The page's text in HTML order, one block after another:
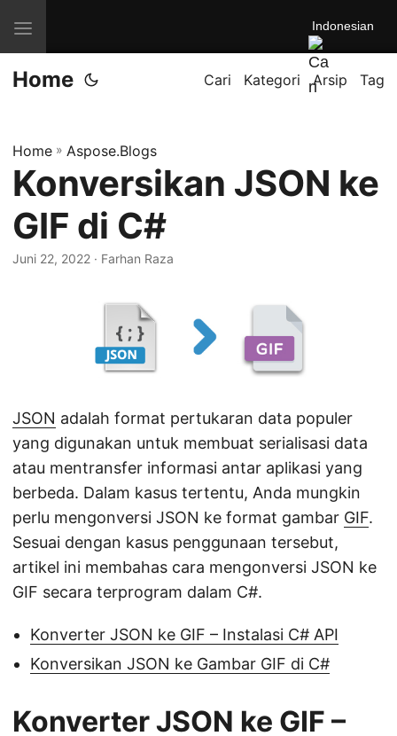
A
l
i
a
n
a
v
Indonesian
Home Cari Kategori Arsip Tag
Home » Aspose.Blogs
Konversikan JSON ke
GIF di C#
Juni 22, 2022 · Farhan Raza
JSON adalah format pertukaran data populer
yang digunakan untuk membuat serialisasi data
atau mentransfer informasi antar aplikasi yang
berbeda. Dalam kasus tertentu, Anda mungkin
perlu mengonversi JSON ke format gambar GIF.
Sesuai dengan kasus penggunaan tersebut,
artikel ini membahas cara mengonversi JSON ke
GIF secara terprogram dalam C#.
Konverter JSON ke GIF – Instalasi C# API
Konversikan JSON ke Gambar GIF di C#
Konverter JSON ke GIF –